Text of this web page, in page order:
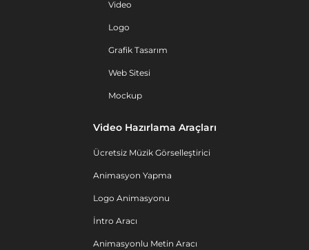
Video
Logo
Grafik Tasarım
Web Sitesi
Mockup
Video Hazırlama Araçları
Ücretsiz Müzik Görselleştirici
Animasyon Yapma
Logo Animasyonu
İntro Aracı
Animasyonlu Metin Aracı